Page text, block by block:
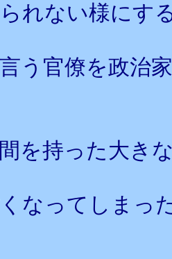
れない様にす
う官僚を政治
を持った大き
なってしまっ